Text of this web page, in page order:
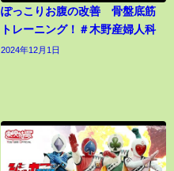
ぽっこりお腹の改善 骨盤底筋
トレーニング！＃木野産婦人科
2024年12月1日